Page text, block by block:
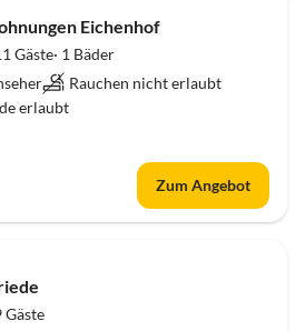
Eichenhof
Gäste· 1 Bäder
Rauchen nicht erlaubt
erlaubt
Zum Angebot
Gäste